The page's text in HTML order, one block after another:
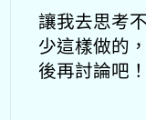
讓我去思考
少這樣做的
後再討論吧